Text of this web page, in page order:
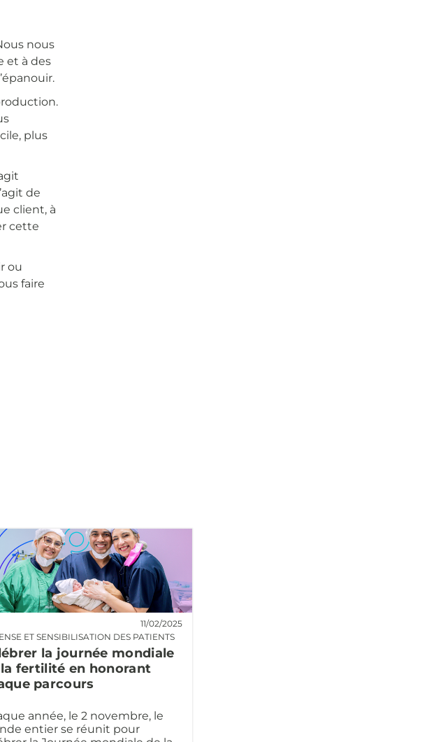
nous
et à des
plus
de
client, à
cette
ou
faire
ET SENSIBILISATION DES PATIENTS
11/02/2025
la journée mondiale
fertilité en honorant
parcours
année, le 2 novembre, le
entier se réunit pour